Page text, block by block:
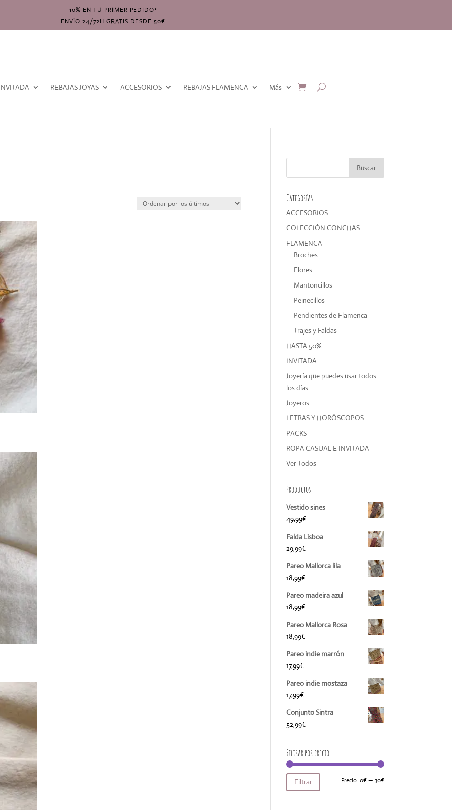
10% EN TU PRIMER PEDIDO*
ENVÍO 24/72H GRATIS DESDE 50€
REBAJAS JOYAS ACCESORIOS REBAJAS FLAMENCA Más
Categorías
ACCESORIOS
COLECCIÓN CONCHAS
FLAMENCA
Broches
Flores
Mantoncillos
Peinecillos
Pendientes de Flamenca
Trajes y Faldas
HASTA 50%
INVITADA
Joyería que puedes usar todos
los días
Joyeros
LETRAS Y HORÓSCOPOS
PACKS
ROPA CASUAL E INVITADA
Ver Todos
Productos
Vestido sines
49,99€
Falda Lisboa
29,99€
Pareo Mallorca lila
18,99€
Pareo madeira azul
18,99€
Pareo Mallorca Rosa
18,99€
Pareo indie marrón
17,99€
Pareo indie mostaza
17,99€
Conjunto Sintra
52,99€
Filtrar por precio
Precio
Precio
Filtrar Precio: 0€— 30€